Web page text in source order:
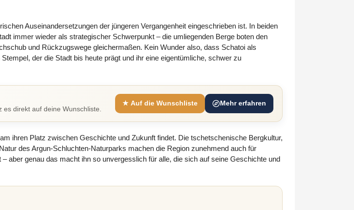
Auseinandersetzungen der jüngeren Vergangenheit eingeschrieben ist. In beiden
immer wieder als strategischer Schwerpunkt – die umliegenden Berge boten den
und Rückzugswege gleichermaßen. Kein Wunder also, dass Schatoi als
der die Stadt bis heute prägt und ihr eine eigentümliche, schwer zu
direkt auf deine Wunschliste.
★ Auf die Wunschliste Mehr erfahren
ihren Platz zwischen Geschichte und Zukunft findet. Die tschetschenische Bergkultur,
des Argun-Schluchten-Naturparks machen die Region zunehmend auch für
aber genau das macht ihn so unvergesslich für alle, die sich auf seine Geschichte und